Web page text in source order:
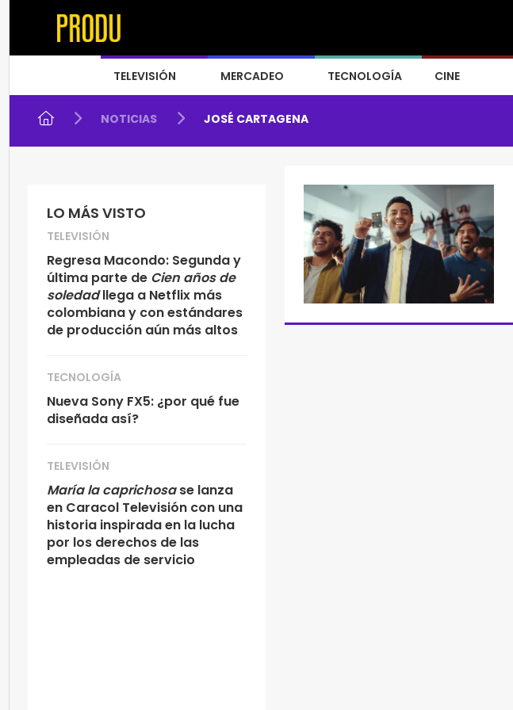
TELEVISIÓN MERCADEO TECNOLOGÍA CINE
NOTICIAS JOSÉ CARTAGENA
LO MÁS VISTO
TELEVISIÓN
Regresa Macondo: Segunda y
última parte de Cien años de
soledadllega a Netflix más
colombiana y con estándares
de producción aún más altos
TECNOLOGÍA
Nueva Sony FX5: ¿por qué fue
diseñada así?
TELEVISIÓN
María la caprichosase lanza
en Caracol Televisión con una
historia inspirada en la lucha
por los derechos de las
empleadas de servicio